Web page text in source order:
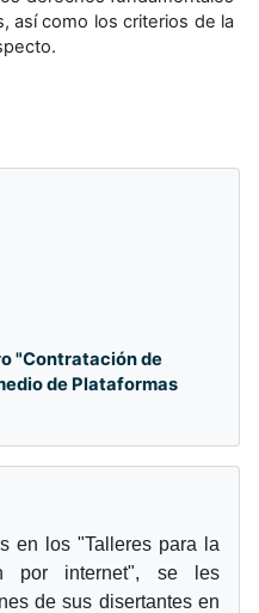
así como los criterios de la
"Contratación de
de Plataformas
en los "Talleres para la
por internet", se les
de sus disertantes en